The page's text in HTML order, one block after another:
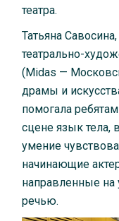
театра.
Татьяна
театрально-
(Midas —
драмы и
помогала
сцене язык тела,
умение
начинающие
направленные на
речью.